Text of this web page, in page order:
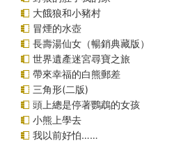
大餓狼和小豬村
冒煙的水壺
長壽湯仙女（暢銷典藏版）
世界遺產迷宮尋寶之旅
帶來幸福的白熊郵差
三角形(二版)
頭上總是停著鸚鵡的女孩
小熊上學去
我以前好怕……